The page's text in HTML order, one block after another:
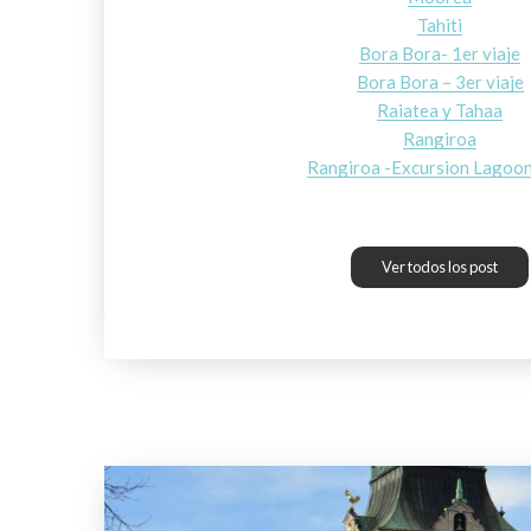
Tahiti
Bora Bora- 1er viaje
Bora Bora – 3er viaje
Raiatea y Tahaa
Rangiroa
Rangiroa -Excursion
Ver todos los post